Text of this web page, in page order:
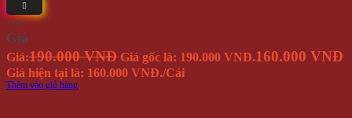
⭐(5)
Giá
Giá:190.000 VNĐ Giá gốc là: 190.000 VNĐ.160.000 VNĐ
Giá hiện tại là: 160.000 VNĐ./Cái
Thêm vào giỏ hàng